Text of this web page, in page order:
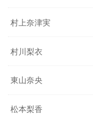
村上奈津実
村川梨衣
東山奈央
松本梨香